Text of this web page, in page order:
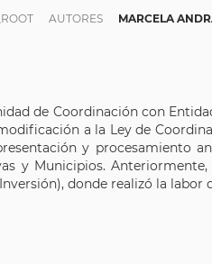
AUTORES MARCELA
de Coordinación con
a la Ley de
y procesamiento
y Municipios.
donde realizó la